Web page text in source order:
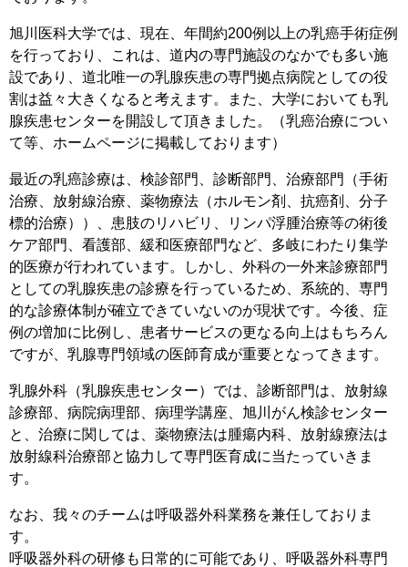
旭川医科大学では、現在、年間約200例以上の乳癌手術症例
を行っており、これは、道内の専門施設のなかでも多い施
設であり、道北唯一の乳腺疾患の専門拠点病院としての役
割は益々大きくなると考えます。また、大学においても乳
腺疾患センターを開設して頂きました。（乳癌治療につい
て等、ホームページに掲載しております）
最近の乳癌診療は、検診部門、診断部門、治療部門（手術
治療、放射線治療、薬物療法（ホルモン剤、抗癌剤、分子
標的治療））、患肢のリハビリ、リンパ浮腫治療等の術後
ケア部門、看護部、緩和医療部門など、多岐にわたり集学
的医療が行われています。しかし、外科の一外来診療部門
としての乳腺疾患の診療を行っているため、系統的、専門
的な診療体制が確立できていないのが現状です。今後、症
例の増加に比例し、患者サービスの更なる向上はもちろん
ですが、乳腺専門領域の医師育成が重要となってきます。
乳腺外科（乳腺疾患センター）では、診断部門は、放射線
診療部、病院病理部、病理学講座、旭川がん検診センター
と、治療に関しては、薬物療法は腫瘍内科、放射線療法は
放射線科治療部と協力して専門医育成に当たっていきま
す。
なお、我々のチームは呼吸器外科業務を兼任しておりま
す。
呼吸器外科の研修も日常的に可能であり、呼吸器外科専門